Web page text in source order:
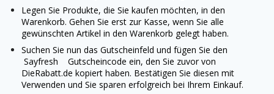
Legen Sie Produkte, die Sie kaufen möchten, in den
Warenkorb. Gehen Sie erst zur Kasse, wenn Sie alle
gewünschten Artikel in den Warenkorb gelegt haben.
Suchen Sie nun das Gutscheinfeld und fügen Sie den
Sayfresh Gutscheincode ein, den Sie zuvor von
DieRabatt.de kopiert haben. Bestätigen Sie diesen mit
Verwenden und Sie sparen erfolgreich bei Ihrem Einkauf.